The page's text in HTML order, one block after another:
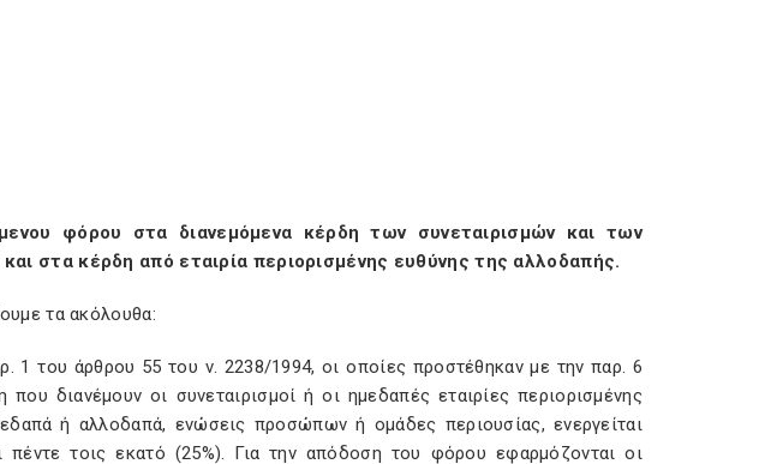
φόρου στα διανεμόμενα κέρδη των συνεταιρισμών και των
στα κέρδη από εταιρία περιορισμένης ευθύνης της αλλοδαπής.
τα ακόλουθα:
1 του άρθρου 55 του ν. 2238/1994, οι οποίες προστέθηκαν με την παρ. 6
διανέμουν οι συνεταιρισμοί ή οι ημεδαπές εταιρίες περιορισμένης
ή αλλοδαπά, ενώσεις προσώπων ή ομάδες περιουσίας, ενεργείται
πέντε τοις εκατό (25%). Για την απόδοση του φόρου εφαρμόζονται οι